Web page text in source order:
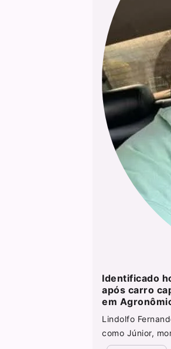
Identificado
após carro
em
Lindolfo
como Júnior,